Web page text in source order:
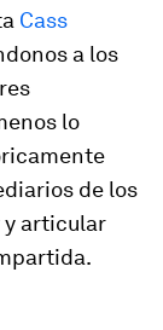
Cass
a los
lo
de los
y articular